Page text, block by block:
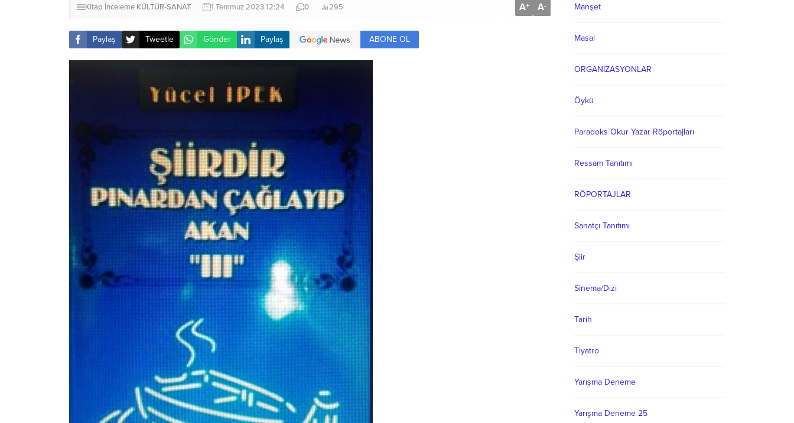
Kitap İnceleme KÜLTÜR-SANAT 1 Temmuz 2023 12:24 0 295 A+ A-
Paylaş Tweetle Gönder Paylaş ABONE OL
Manşet
Masal
ORGANİZASYONLAR
Öykü
Paradoks Okur Yazar Röportajları
Ressam Tanıtımı
RÖPORTAJLAR
Sanatçı Tanıtımı
Şiir
Sinema/Dizi
Tarih
Tiyatro
Yarışma Deneme
Yarışma Deneme 25